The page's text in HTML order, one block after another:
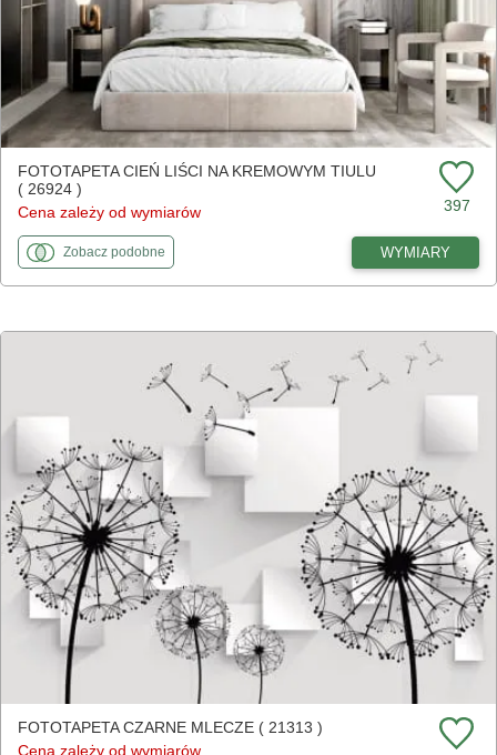
FOTOTAPETA CIEŃ LIŚCI NA KREMOWYM TIULU
( 26924 )
Cena zależy od wymiarów
397
Zobaczfototapety
podobnedo Cień liści na kremowym tiulu WYMIARY
FOTOTAPETA CZARNE MLECZE ( 21313 )
Cena zależy od wymiarów